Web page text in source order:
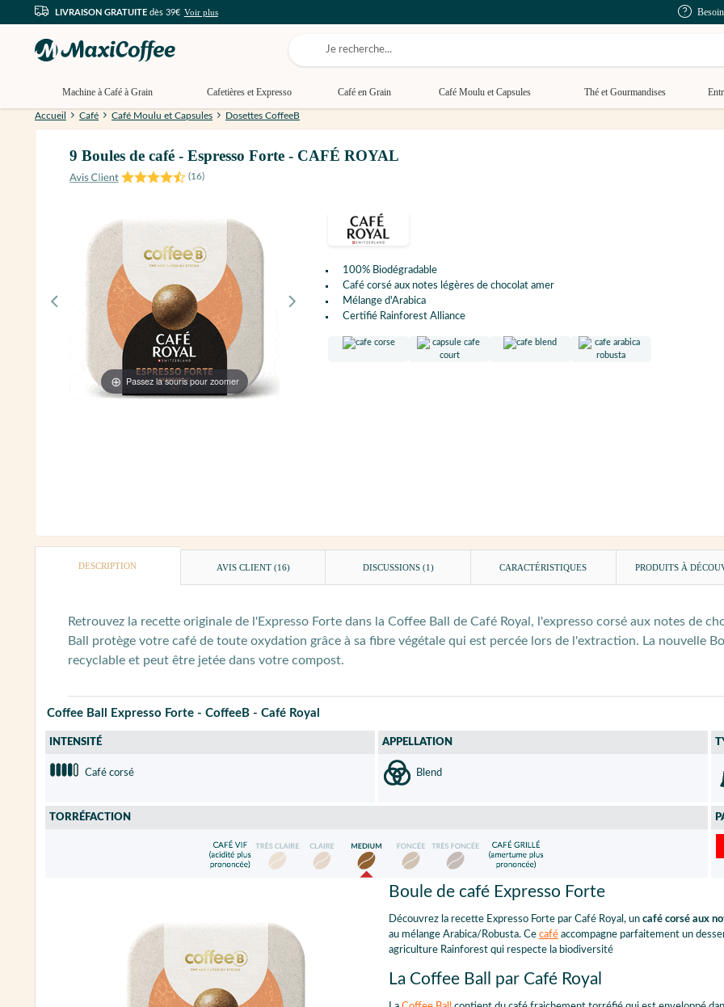
LIVRAISON GRATUITE dès 39€ Voir plus
Machine à Café à Grain Cafetières et Expresso Café en Grain Café Moulu et Capsules Thé et Gourmandises
Accueil Café Café Moulu et Capsules Dosettes CoffeeB
9 Boules de café - Espresso Forte - CAFÉ ROYAL
(16)
Passez la souris pour zoomer
100% Biodégradable
Café corsé aux notes légères de chocolat amer
Mélange d'Arabica
Certifié Rainforest Alliance
DESCRIPTION AVIS CLIENT (16) DISCUSSIONS (1) CARACTÉRISTIQUES PRODUITS À
Retrouvez la recette originale de l'Expresso Forte dans la Coffee Ball de Café Royal, l'expresso corsé aux notes de
Ball protège votre café de toute oxydation grâce à sa fibre végétale qui est percée lors de l'extraction. La nouvelle
recyclable et peut être jetée dans votre compost.
Coffee Ball Expresso Forte - CoffeeB - Café Royal
INTENSITÉ
Café corsé
APPELLATION
Blend
TORRÉFACTION
Boule de café Expresso Forte
Découvrez la recette Expresso Forte par Café Royal, un café corsé aux
au mélange Arabica/Robusta. Ce caféaccompagne parfaitement un
agriculture Rainforest qui respecte la biodiversité
La Coffee Ball par Café Royal